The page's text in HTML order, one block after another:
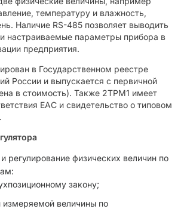
температуру и влажность,
Наличие RS-485 позволяет выводить
настраиваемые параметры прибора в
предприятия.
в Государственном реестре
России и выпускается с первичной
в стоимость). Также 2ТРМ1 имеет
ЕАС и свидетельство о типовом
регулирование физических величин по
закону;
измеряемой величины по